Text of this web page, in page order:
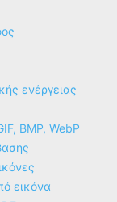
ενέργειας
BMP, WebP
εικόνα